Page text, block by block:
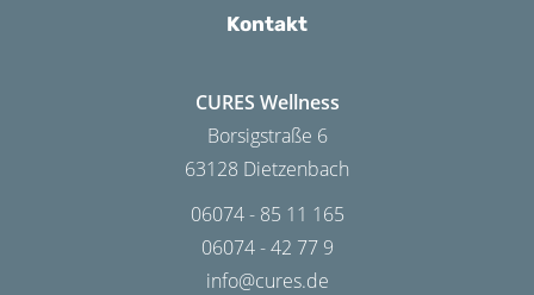
Kontakt
CURES Wellness
Borsigstraße 6
63128 Dietzenbach
06074 - 85 11 165
06074 - 42 77 9
info@cures.de